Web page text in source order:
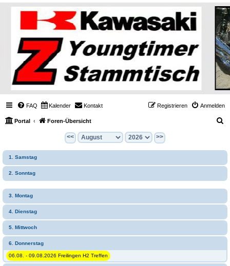
FAQ Kalender Kontakt Anmelden
Registrieren
Portal Foren-Übersicht
e
<< >>
1. Samstag
2. Sonntag
3. Montag
4. Dienstag
5. Mittwoch
6. Donnerstag
06.08. - 09.08.2026 Freilingen H2 Treffen